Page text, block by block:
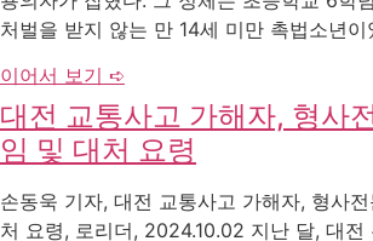
처벌을 받지 않는 만 14세 미만 촉법소년이
이어서 보기 ➪
대전 교통사고 가해자, 형사
임 및 대처 요령
손동욱 기자, 대전 교통사고 가해자, 형사
처 요령, 로리더, 2024.10.02 지난 달, 대전